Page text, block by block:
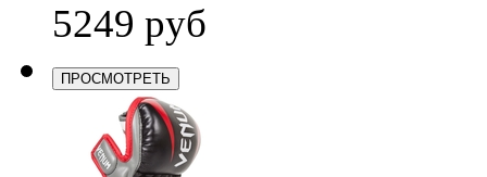
5249 руб
ПРОСМОТРЕТЬ